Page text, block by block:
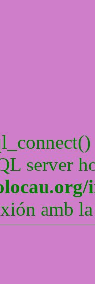
server
amb